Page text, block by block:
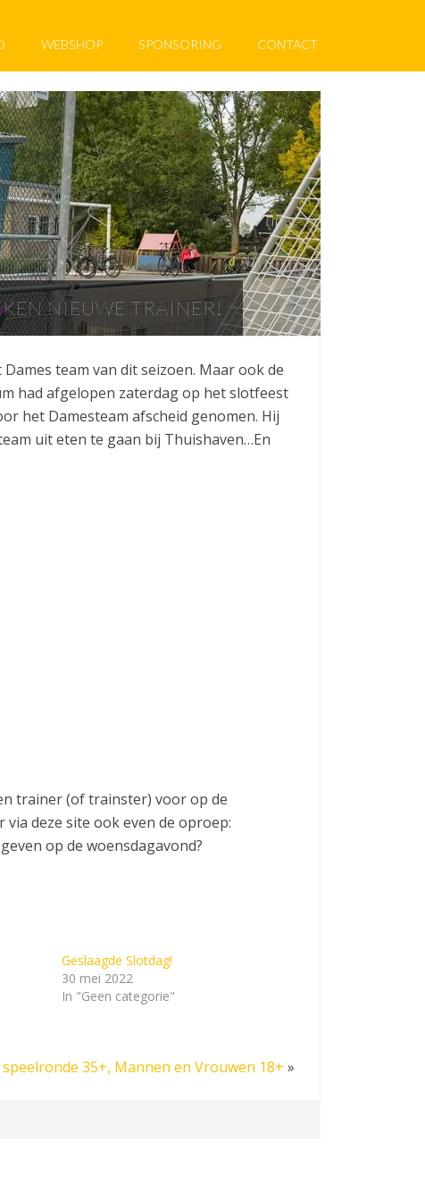
WEBSHOP SPONSORING CONTACT
NIEUWE TRAINER!
team van dit seizoen. Maar ook de
had afgelopen zaterdag op het slotfeest
het Damesteam afscheid genomen. Hij
uit eten te gaan bij Thuishaven…En
trainer (of trainster) voor op de
deze site ook even de oproep:
op de woensdagavond?
Geslaagde Slotdag!
30 mei 2022
In "Geen categorie"
35+, Mannen en Vrouwen 18+ »